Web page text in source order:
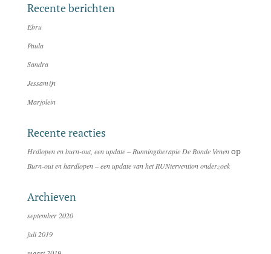
Recente berichten
Ebru
Paula
Sandra
Jessamijn
Marjolein
Recente reacties
Hrdlopen en burn-out, een update – Runningtherapie De Ronde Venenop
Burn-out en hardlopen – een update van het RUNtervention onderzoek
Archieven
september 2020
juli 2019